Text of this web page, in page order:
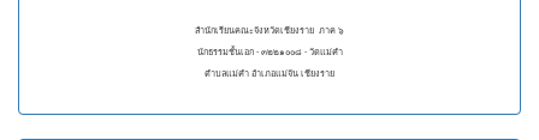
สำนักเรียนคณะจังหวัดเชียงราย ภาค ๖
นักธรรมชั้นเอก - ๓๒๒๑๐๐๘ - วัดแม่คำ
ตำบลแม่คำ อำเภอแม่จัน เชียงราย